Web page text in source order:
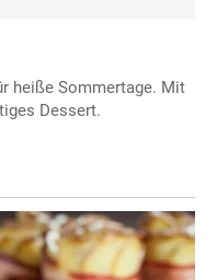
heiße Sommertage. Mit
Dessert.